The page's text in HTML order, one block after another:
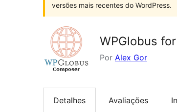
versões mais recentes do WordPress.
WPGlobus
Por Alex Gor
Detalhes Avaliações